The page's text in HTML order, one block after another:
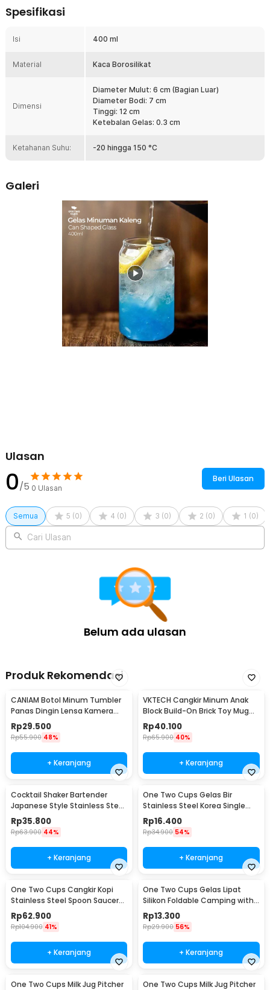
Instagramable. Cocok digunakan untuk berbagai acara seperti
menciptakan suasana minum ala cafe tanpa perlu keluar rumah.
Ukuran 400 ml ideal untuk penggunaan sehari-hari tanpa perlu
infused water, hingga minuman soda. Memberikan keseimbangan
antara ukuran praktis dan kapasitas yang memuaskan.
Kaca Borosilikat Tahan Suhu Ekstrem
Material borosilikat memungkinkan gelas digunakan pada suhu
suhu mendadak, sehingga lebih awet dibanding gelas kaca biasa.
Kaca borosilikat memiliki struktur lebih kuat dan tebal sehingga
tidak mudah pecah dalam pemakaian normal. Cocok untuk
penggunaan rutin di rumah maupun sebagai gelas sajian tamu.
Memberikan rasa aman dan nyaman saat digunakan.
Multifungsi untuk Berbagai Minuman
Satu gelas untuk berbagai kebutuhan minuman. Bisa digunakan
untuk jus, kopi panas atau dingin, susu, teh, hingga minuman herbal.
Praktis, estetik, dan fungsional dalam satu produk.
Rincian yang Anda dapatkan untuk pembelian produk ini:
1 x One Two Cups Gelas Kaca Borosilikat Aesthetic Can Shaped
Glass 400ml - CXX186
Spesifikasi
Isi 400 ml
Material Kaca Borosilikat
Dimensi
Diameter Mulut: 6 cm (Bagian Luar)
Diameter Bodi: 7 cm
Tinggi: 12 cm
Ketebalan Gelas: 0.3 cm
Ketahanan Suhu: -20 hingga 150 °C
Galeri
Ulasan
0/5 0 Ulasan
Beri Ulasan
Semua 5 (0) 4 (0) 3 (0) 2 (0) 1 (0)
Cari Ulasan
Belum ada ulasan
Produk Rekomendasi
CANIAM Botol Minum Tumbler
Panas Dingin Lensa Kamera
24-105mm 400ml
Rp29.500
Rp55.900 48%
+ Keranjang
VKTECH Cangkir Minum Anak
Block Build-On Brick Toy Mug
350ml - 936SN
Rp40.100
Rp65.900 40%
+ Keranjang
Cocktail Shaker Bartender
Japanese Style Stainless Steel
200ml
Rp35.800
Rp63.900 44%
+ Keranjang
One Two Cups Gelas Bir
Stainless Steel Korea Single
Wall Glass 180ml - J070
Rp16.400
Rp34.900 54%
+ Keranjang
One Two Cups Cangkir Kopi
Stainless Steel Spoon Saucer
Cup 120ml - 201
Rp62.900
Rp104.900 41%
+ Keranjang
One Two Cups Gelas Lipat
Silikon Foldable Camping with
Strap 200ml - F120
Rp13.300
Rp29.900 56%
+ Keranjang
One Two Cups Milk Jug Pitcher One Two Cups Milk Jug Pitcher